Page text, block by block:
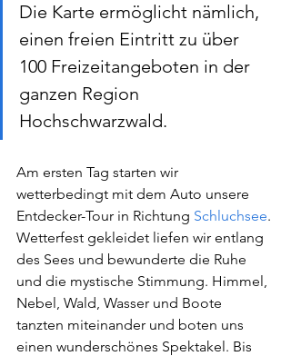
Die Karte ermöglicht nämlich,
einen freien Eintritt zu über
100 Freizeitangeboten in der
ganzen Region
Hochschwarzwald.
Am ersten Tag starten wir
wetterbedingt mit dem Auto unsere
Entdecker-Tour in Richtung Schluchsee.
Wetterfest gekleidet liefen wir entlang
des Sees und bewunderte die Ruhe
und die mystische Stimmung. Himmel,
Nebel, Wald, Wasser und Boote
tanzten miteinander und boten uns
einen wunderschönes Spektakel. Bis